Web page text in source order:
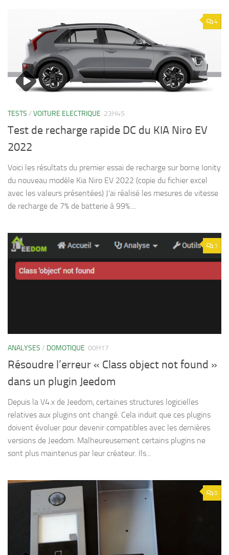
4
TESTS / VOITURE ELECTRIQUE 23H45
Test de recharge rapide DC du KIA Niro EV
2022
Voici les résultats du premier essai de recharge sur borne Ionity
du nouveau modèle Kia Niro EV 2022 (copie du fichier excel
avec les valeurs présentées) J’ai réalisé les mesures de vitesse
de recharge de 7% de batterie à 99%....
1
ANALYSES / DOMOTIQUE 00H17
Résoudre l’erreur « Class object not found »
dans un plugin Jeedom
Depuis la V4.x de Jeedom, certaines structures logicielles
relatives aux plugins ont changé. Cela induit que ces plugins
doivent évoluer pour devenir compatibles avec les dernières
versions de Jeedom. Malheureusement certains plugins ne
sont plus maintenus par leur créateur. Ils...
0